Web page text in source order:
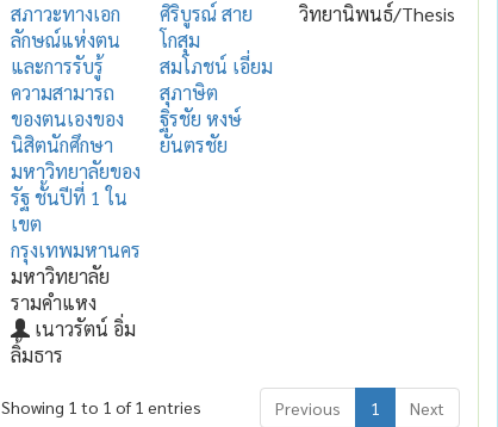
สภาวะทางเอก
ลักษณ์แห่งตน
และการรับรู้
ความสามารถ
ของตนเองของ
นิสิตนักศึกษา
มหาวิทยาลัยของ
รัฐ ชั้นปีที่ 1 ใน
เขต
กรุงเทพมหานคร
มหาวิทยาลัย
รามคำแหง
เนาวรัตน์ อิ่ม
ลิ้มธาร
ศิริบูรณ์ สาย
โกสุม
สมโภชน์ เอี่ยม
สุภาษิต
ฐิรชัย หงษ์
ยันตรชัย
วิทยานิพนธ์/Thesis
Showing 1 to 1 of 1 entries Previous 1 Next